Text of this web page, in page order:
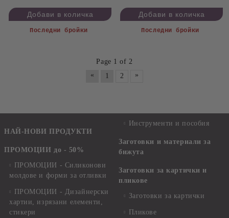
Последни бройки Последни бройки
Page 1 of 2
«
1 2 »
НАЙ-НОВИ ПРОДУКТИ
ПРОМОЦИИ до - 50%
ПРОМОЦИИ - Силиконови
молдове и форми за отливки
ПРОМОЦИИ - Дизайнерски
хартии, изрязани елементи,
стикери
Инструменти и пособия
Заготовки и материали за
бижута
Заготовки за картички и
пликове
Заготовки за картички
Пликове